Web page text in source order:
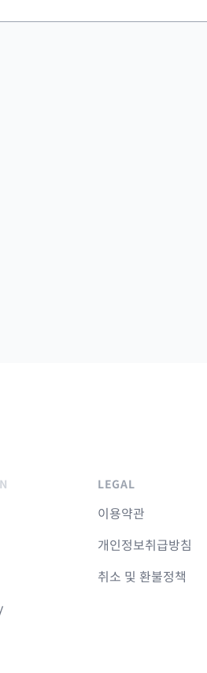
LEGAL
이용약관
개인정보취급방침
취소 및 환불정책